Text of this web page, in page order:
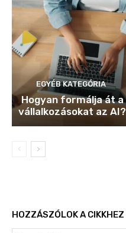
EGYÉB KATEGÓRIA
Hogyan formálja át a
vállalkozásokat az AI?
HOZZÁSZÓLOK A CIKKHEZ